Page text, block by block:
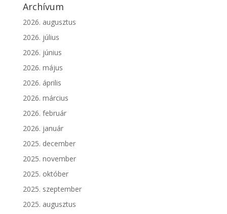
Archívum
2026. augusztus
2026. július
2026. június
2026. május
2026. április
2026. március
2026. február
2026. január
2025. december
2025. november
2025. október
2025. szeptember
2025. augusztus